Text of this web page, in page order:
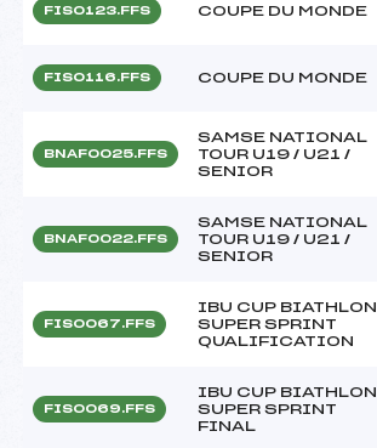
FIS0123.FFS COUPE DU MONDE
FIS0116.FFS COUPE DU MONDE
BNAF0025.FFS
SAMSE NATIONAL
TOUR U19 / U21 /
SENIOR
BNAF0022.FFS
SAMSE NATIONAL
TOUR U19 / U21 /
SENIOR
FIS0067.FFS
IBU CUP BIATHLON
SUPER SPRINT
QUALIFICATION
FIS0069.FFS
IBU CUP BIATHLON
SUPER SPRINT
FINAL